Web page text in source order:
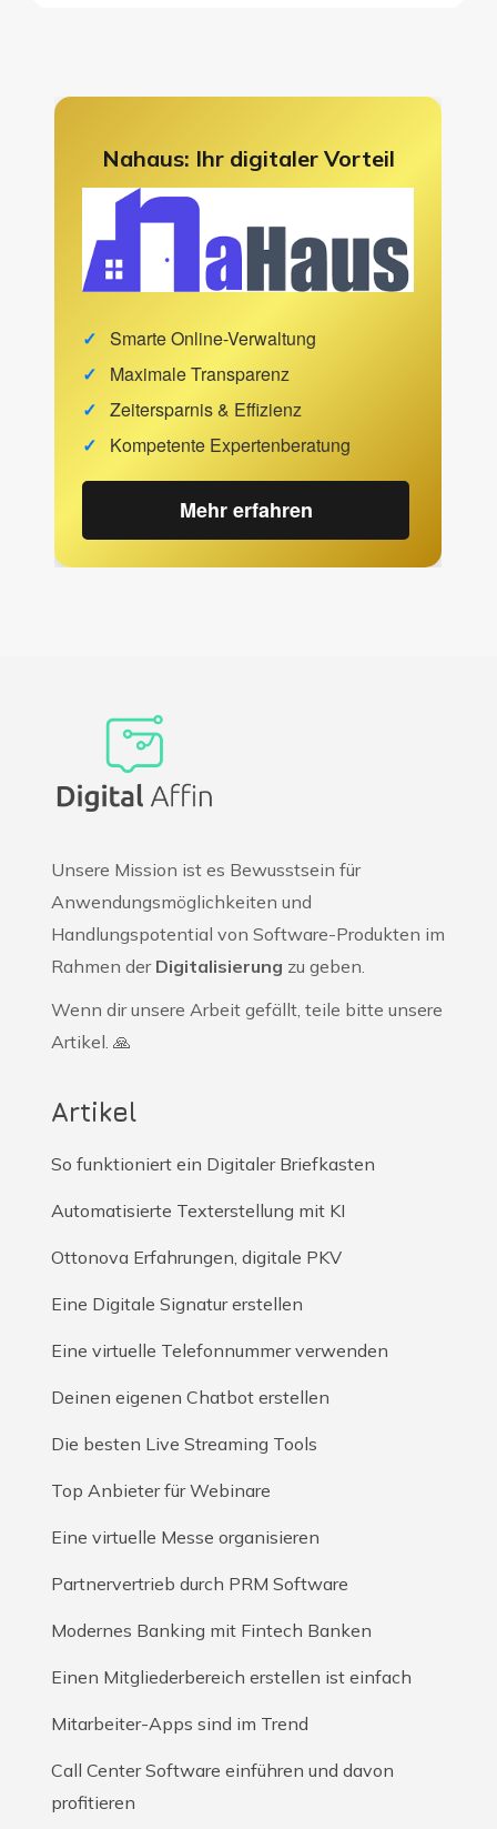
Nahaus: Ihr digitaler Vorteil
Smarte Online-Verwaltung
Maximale Transparenz
Zeitersparnis & Effizienz
Kompetente Expertenberatung
Mehr erfahren
Unsere Mission ist es Bewusstsein für
Anwendungsmöglichkeiten und
Handlungspotential von Software-Produkten im
Rahmen der Digitalisierung zu geben.
Wenn dir unsere Arbeit gefällt, teile bitte unsere
Artikel. 🙏
Artikel
So funktioniert ein Digitaler Briefkasten
Automatisierte Texterstellung mit KI
Ottonova Erfahrungen, digitale PKV
Eine Digitale Signatur erstellen
Eine virtuelle Telefonnummer verwenden
Deinen eigenen Chatbot erstellen
Die besten Live Streaming Tools
Top Anbieter für Webinare
Eine virtuelle Messe organisieren
Partnervertrieb durch PRM Software
Modernes Banking mit Fintech Banken
Einen Mitgliederbereich erstellen ist einfach
Mitarbeiter-Apps sind im Trend
Call Center Software einführen und davon
profitieren